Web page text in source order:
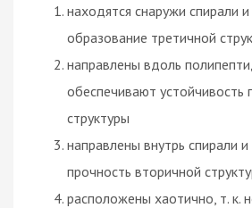
находятся снаружи спирали
образование третичной
направлены вдоль
обеспечивают устойчивость
структуры
направлены внутрь спирали
прочность вторичной
расположены хаотично, т. к.